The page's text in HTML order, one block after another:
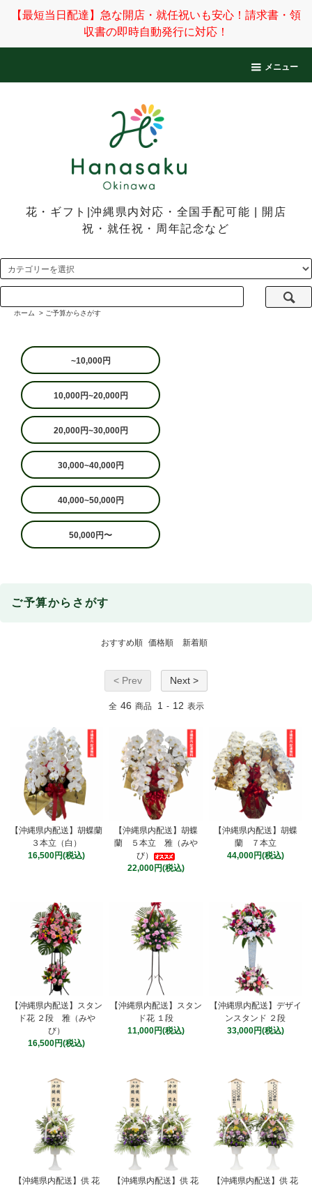
【最短当日配達】急な開店・就任祝いも安心！請求書・領
収書の即時自動発行に対応！
メニュー
花・ギフト|沖縄県内対応・全国手配可能 | 開店
祝・就任祝・周年記念など
ホーム > ご予算からさがす
~10,000円
10,000円~20,000円
20,000円~30,000円
30,000~40,000円
40,000~50,000円
50,000円〜
ご予算からさがす
おすすめ順 価格順 新着順
< Prev Next >
全 46 商品 1 - 12 表示
【沖縄県内配送】胡蝶蘭
３本立（白）
16,500円(税込)
【沖縄県内配送】胡蝶
蘭 ５本立 雅（みや
び）
22,000円(税込)
【沖縄県内配送】胡蝶
蘭 ７本立
44,000円(税込)
【沖縄県内配送】スタン
ド花 ２段 雅（みや
び）
16,500円(税込)
【沖縄県内配送】スタン
ド花 １段
11,000円(税込)
【沖縄県内配送】デザイ
ンスタンド ２段
33,000円(税込)
【沖縄県内配送】供 花
【沖縄県内配送】供 花
【沖縄県内配送】供 花